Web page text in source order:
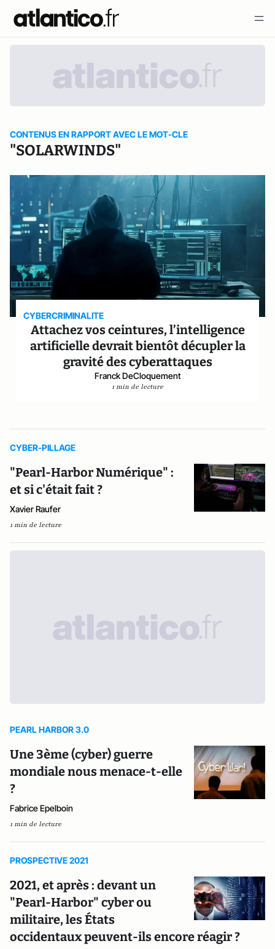
CONTENUS EN RAPPORT AVEC LE MOT-CLE
"SOLARWINDS"
CYBERCRIMINALITE
Attachez vos ceintures, l’intelligence
artificielle devrait bientôt décupler la
gravité des cyberattaques
Franck DeCloquement
1 min de lecture
CYBER-PILLAGE
"Pearl-Harbor Numérique" :
et si c'était fait ?
Xavier Raufer
1 min de lecture
PEARL HARBOR 3.0
Une 3ème (cyber) guerre
mondiale nous menace-t-elle
?
Fabrice Epelboin
1 min de lecture
PROSPECTIVE 2021
2021, et après : devant un
"Pearl-Harbor" cyber ou
militaire, les États
occidentaux peuvent-ils encore réagir ?